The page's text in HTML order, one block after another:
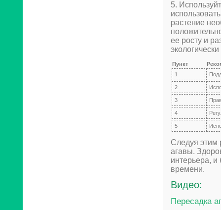
5.
растение
ее росту и
Пункт
1
2
3
4
5
Следуя этим
агавы.
интерьера, и
времени.
Видео:
Пересадка